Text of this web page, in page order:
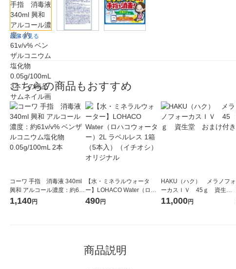
画像を見る
こちらの商品もおすすめ
コーワ 手指 消毒液 340ml
興和 アルコール濃度：約61
v/v% ベンザルコニウム塩化
1,140円
【水・ミネラルウォータ
ー】LOHACO Water（ロハ
コウォーター）2L ラベルレ
490円
HAKU（ハク） メラノフォ
ーカスＩＶ 45ｇ 資生
堂 おまけ付き
11,000円
商品説明